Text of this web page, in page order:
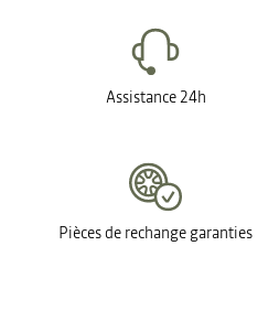
Assistance 24h
Pièces de rechange garanties